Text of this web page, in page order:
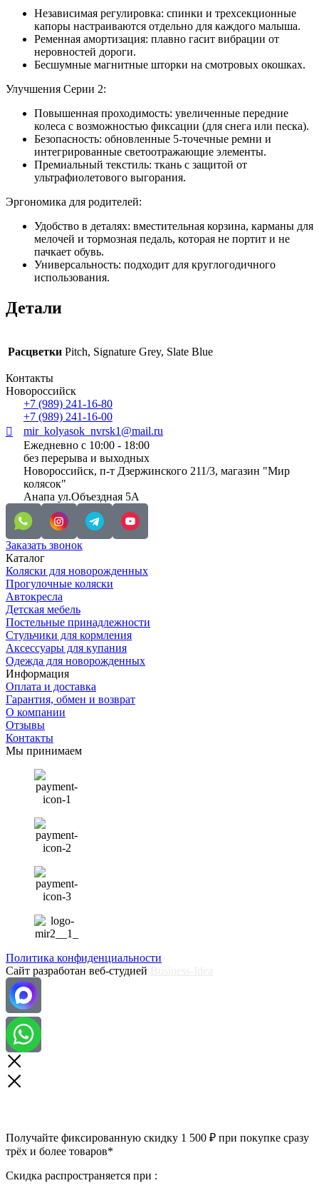
Независимая регулировка: спинки и трехсекционные
капоры настраиваются отдельно для каждого малыша.
Ременная амортизация: плавно гасит вибрации от
неровностей дороги.
Бесшумные магнитные шторки на смотровых окошках.
Улучшения Серии 2:
Повышенная проходимость: увеличенные передние
колеса с возможностью фиксации (для снега или песка).
Безопасность: обновленные 5-точечные ремни и
интегрированные светоотражающие элементы.
Премиальный текстиль: ткань с защитой от
ультрафиолетового выгорания.
Эргономика для родителей:
Удобство в деталях: вместительная корзина, карманы для
мелочей и тормозная педаль, которая не портит и не
пачкает обувь.
Универсальность: подходит для круглогодичного
использования.
Детали
Расцветки Pitch, Signature Grey, Slate Blue
Контакты
Новороссийск
+7 (989) 241-16-80
+7 (989) 241-16-00
mir_kolyasok_nvrsk1@mail.ru
Ежедневно с 10:00 - 18:00
без перерыва и выходных
Новороссийск, п-т Дзержинского 211/3, магазин "Мир
колясок"
Анапа ул.Объездная 5А
Заказать звонок
Каталог
Коляски для новорожденных
Прогулочные коляски
Автокресла
Детская мебель
Постельные принадлежности
Стульчики для кормления
Аксессуары для купания
Одежда для новорожденных
Информация
Оплата и доставка
Гарантия, обмен и возврат
О компании
Отзывы
Контакты
Мы принимаем
Политика конфиденциальности
Сайт разработан веб-студией
Получайте фиксированную скидку 1 500 ₽ при покупке сразу
трёх и более товаров*
Скидка распространяется при :